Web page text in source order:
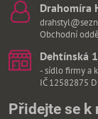
Drahomíra
Obchodní
Dehtínská
- sídlo firmy a
IČ 12582875
Přidejte se k